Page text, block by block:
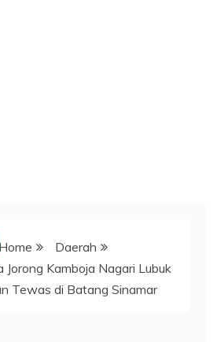
Home
Daerah
Kamboja Nagari Lubuk
Tewas di Batang Sinamar